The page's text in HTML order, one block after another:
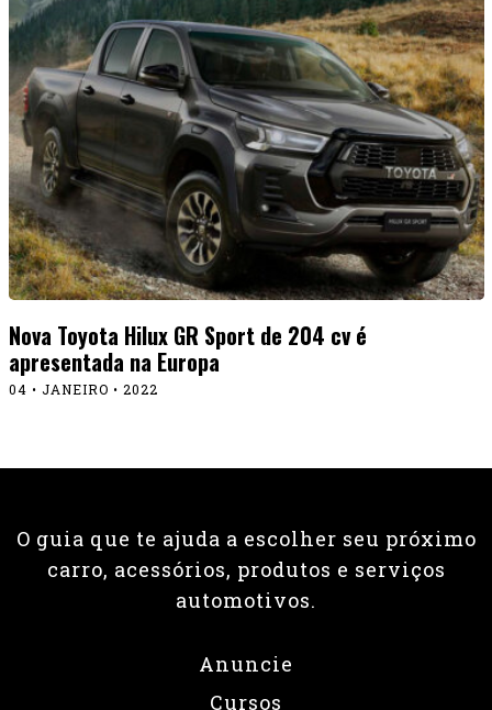
Nova Toyota Hilux GR Sport de 204 cv é
apresentada na Europa
04 • JANEIRO • 2022
O guia que te ajuda a escolher seu próximo
carro, acessórios, produtos e serviços
automotivos.
Anuncie
Cursos